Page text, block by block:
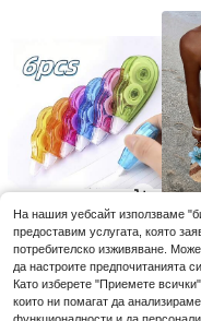
3.74€ 11
На нашия уебсайт използваме
предоставим услугата, която
потребителско изживяване.
да настроите предпочитанията
Като изберете "Приемете
които ни помагат да